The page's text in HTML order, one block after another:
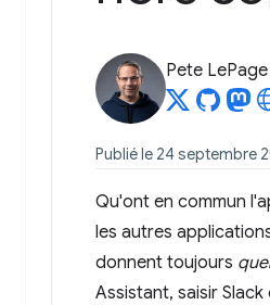
Pete LePage
Publié le 24 septembre
Qu'ont en commun
les autres
donnent toujours
Assistant, saisir